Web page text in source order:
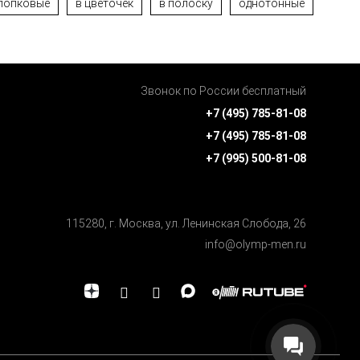
в цветочек в полоску однотонные
Звонок по России бесплатный
+7 (495) 785-81-08
+7 (495) 785-81-08
+7 (995) 500-81-08
115280, г. Москва, ул. Ленинская Cлобода, 26
info@olymp-men.ru